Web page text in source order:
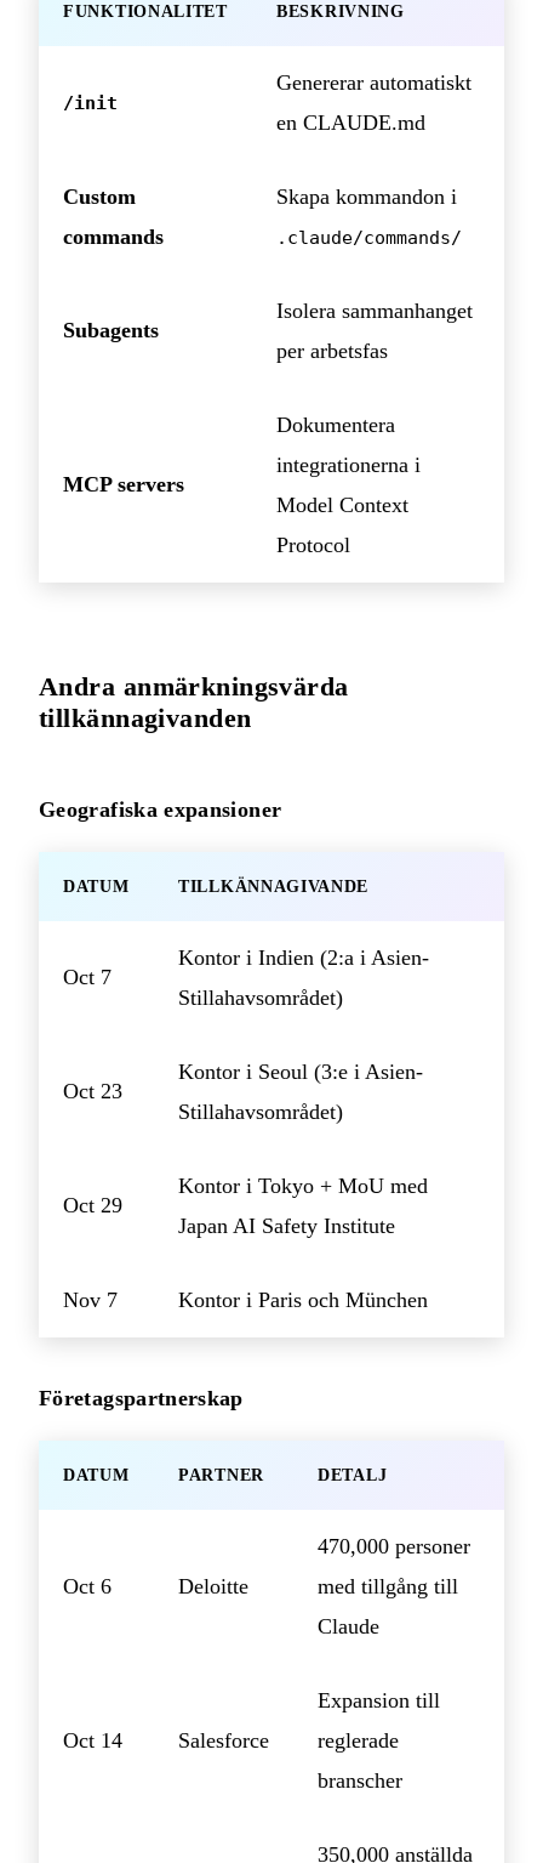
FUNKTIONALITET BESKRIVNING
/init
Genererar automatiskt
en CLAUDE.md
Custom
commands
Skapa kommandon i
.claude/commands/
Subagents
Isolera sammanhanget
per arbetsfas
MCP servers
Dokumentera
integrationerna i
Model Context
Protocol
Andra anmärkningsvärda
tillkännagivanden
Geografiska expansioner
DATUM TILLKÄNNAGIVANDE
Oct 7
Kontor i Indien (2:a i Asien-
Stillahavsområdet)
Oct 23
Kontor i Seoul (3:e i Asien-
Stillahavsområdet)
Oct 29
Kontor i Tokyo + MoU med
Japan AI Safety Institute
Nov 7 Kontor i Paris och München
Företagspartnerskap
DATUM PARTNER DETALJ
Oct 6 Deloitte
470,000 personer
med tillgång till
Claude
Oct 14 Salesforce
Expansion till
reglerade
branscher
350,000 anställda